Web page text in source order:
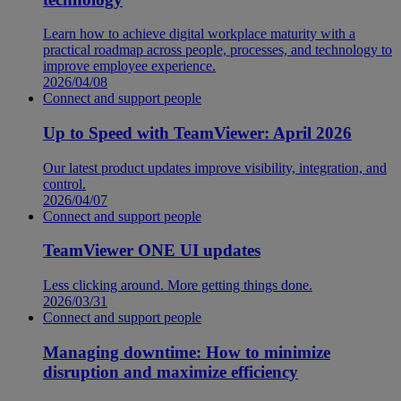
Learn how to achieve digital workplace maturity with a
practical roadmap across people, processes, and technology to
improve employee experience.
2026/04/08
Connect and support people
Up to Speed with TeamViewer: April 2026
Our latest product updates improve visibility, integration, and
control.
2026/04/07
Connect and support people
TeamViewer ONE UI updates
Less clicking around. More getting things done.
2026/03/31
Connect and support people
Managing downtime: How to minimize
disruption and maximize efficiency